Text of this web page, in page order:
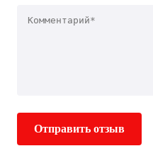
Отправить отзыв